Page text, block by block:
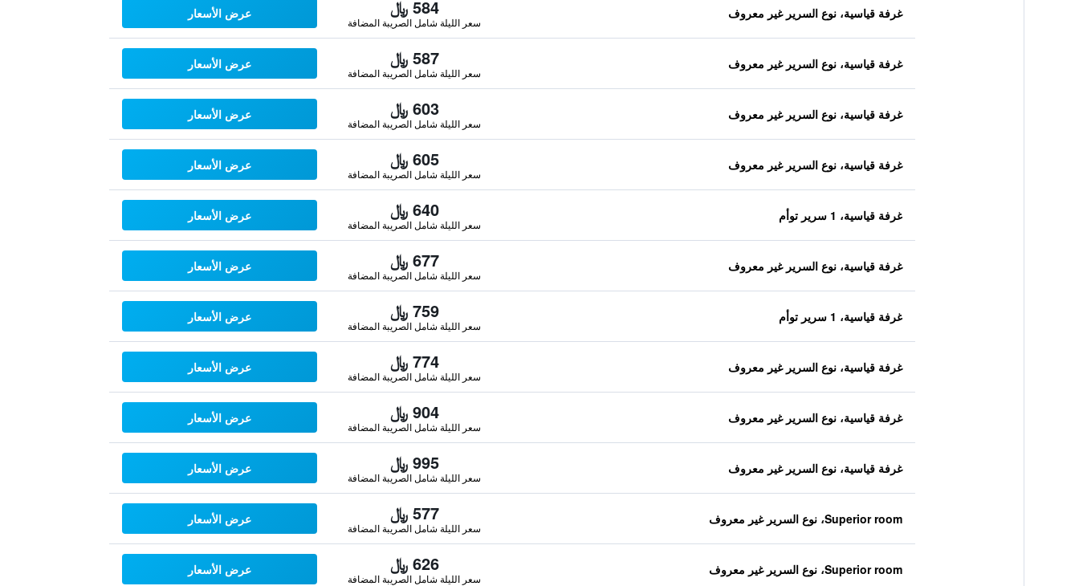
غرفة قياسية، نوع السرير غير معروف 584 ﷼
سعر الليلة شامل الصريبة المضافة
عرض الأسعار
غرفة قياسية، نوع السرير غير معروف 587 ﷼
سعر الليلة شامل الصريبة المضافة
عرض الأسعار
غرفة قياسية، نوع السرير غير معروف 603 ﷼
سعر الليلة شامل الصريبة المضافة
عرض الأسعار
غرفة قياسية، نوع السرير غير معروف 605 ﷼
سعر الليلة شامل الصريبة المضافة
عرض الأسعار
غرفة قياسية، 1 سرير توأم 640 ﷼
سعر الليلة شامل الصريبة المضافة
عرض الأسعار
غرفة قياسية، نوع السرير غير معروف 677 ﷼
سعر الليلة شامل الصريبة المضافة
عرض الأسعار
غرفة قياسية، 1 سرير توأم 759 ﷼
سعر الليلة شامل الصريبة المضافة
عرض الأسعار
غرفة قياسية، نوع السرير غير معروف 774 ﷼
سعر الليلة شامل الصريبة المضافة
عرض الأسعار
غرفة قياسية، نوع السرير غير معروف 904 ﷼
سعر الليلة شامل الصريبة المضافة
عرض الأسعار
غرفة قياسية، نوع السرير غير معروف 995 ﷼
سعر الليلة شامل الصريبة المضافة
عرض الأسعار
Superior room، نوع السرير غير معروف 577 ﷼
سعر الليلة شامل الصريبة المضافة
عرض الأسعار
Superior room، نوع السرير غير معروف 626 ﷼
سعر الليلة شامل الصريبة المضافة
عرض الأسعار